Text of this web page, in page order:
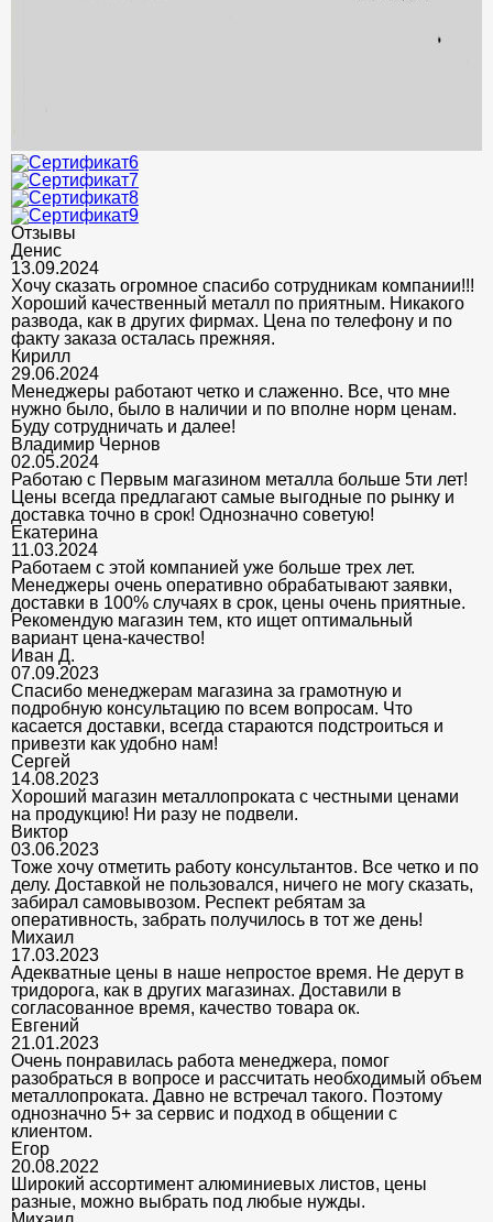
Отзывы
Денис
13.09.2024
Хочу сказать огромное спасибо сотрудникам компании!!!
Хороший качественный металл по приятным. Никакого
развода, как в других фирмах. Цена по телефону и по
факту заказа осталась прежняя.
Кирилл
29.06.2024
Менеджеры работают четко и слаженно. Все, что мне
нужно было, было в наличии и по вполне норм ценам.
Буду сотрудничать и далее!
Владимир Чернов
02.05.2024
Работаю с Первым магазином металла больше 5ти лет!
Цены всегда предлагают самые выгодные по рынку и
доставка точно в срок! Однозначно советую!
Екатерина
11.03.2024
Работаем с этой компанией уже больше трех лет.
Менеджеры очень оперативно обрабатывают заявки,
доставки в 100% случаях в срок, цены очень приятные.
Рекомендую магазин тем, кто ищет оптимальный
вариант цена-качество!
Иван Д.
07.09.2023
Спасибо менеджерам магазина за грамотную и
подробную консультацию по всем вопросам. Что
касается доставки, всегда стараются подстроиться и
привезти как удобно нам!
Сергей
14.08.2023
Хороший магазин металлопроката с честными ценами
на продукцию! Ни разу не подвели.
Виктор
03.06.2023
Тоже хочу отметить работу консультантов. Все четко и по
делу. Доставкой не пользовался, ничего не могу сказать,
забирал самовывозом. Респект ребятам за
оперативность, забрать получилось в тот же день!
Михаил
17.03.2023
Адекватные цены в наше непростое время. Не дерут в
тридорога, как в других магазинах. Доставили в
согласованное время, качество товара ок.
Евгений
21.01.2023
Очень понравилась работа менеджера, помог
разобраться в вопросе и рассчитать необходимый объем
металлопроката. Давно не встречал такого. Поэтому
однозначно 5+ за сервис и подход в общении с
клиентом.
Егор
20.08.2022
Широкий ассортимент алюминиевых листов, цены
разные, можно выбрать под любые нужды.